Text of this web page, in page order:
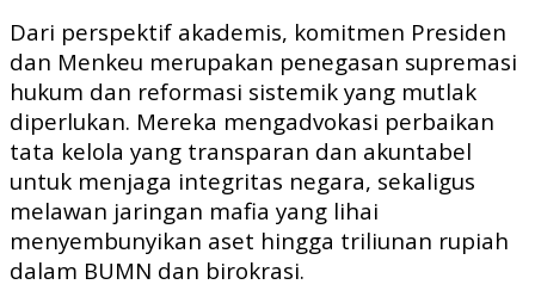
Dari perspektif akademis, komitmen Presiden
dan Menkeu merupakan penegasan supremasi
hukum dan reformasi sistemik yang mutlak
diperlukan. Mereka mengadvokasi perbaikan
tata kelola yang transparan dan akuntabel
untuk menjaga integritas negara, sekaligus
melawan jaringan mafia yang lihai
menyembunyikan aset hingga triliunan rupiah
dalam BUMN dan birokrasi.